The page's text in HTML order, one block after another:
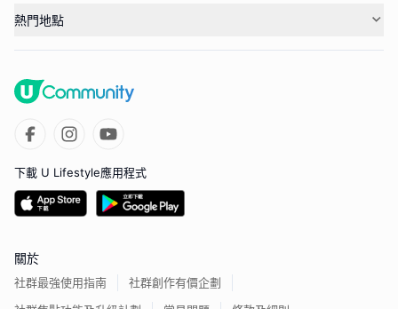
熱門地點
下載 U Lifestyle應用程式
關於
社群最強使用指南
社群創作有價企劃